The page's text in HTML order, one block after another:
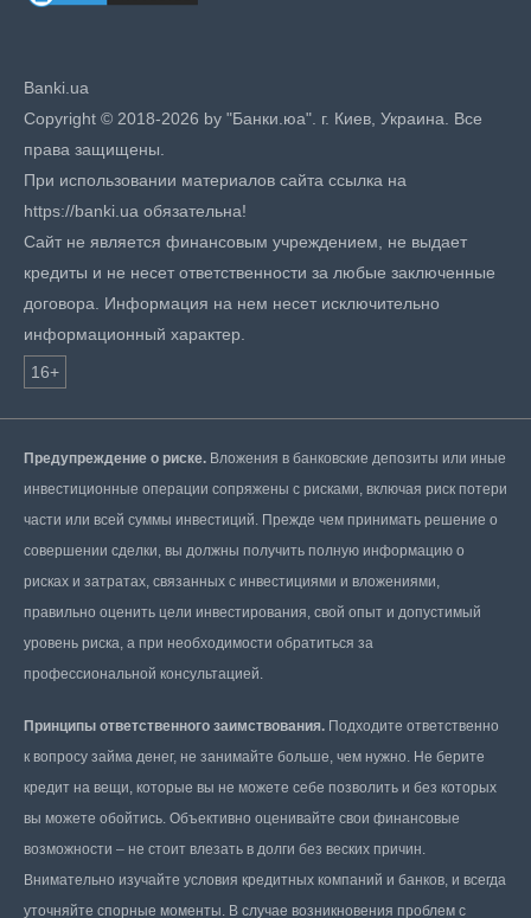
Banki.ua
Copyright © 2018-2026 by "Банки.юа". г. Киев, Украина. Все
права защищены.
При использовании материалов сайта ссылка на
https://banki.ua обязательна!
Сайт не является финансовым учреждением, не выдает
кредиты и не несет ответственности за любые заключенные
договора. Информация на нем несет исключительно
информационный характер.
16+
Предупреждение о риске. Вложения в банковские депозиты или иные
инвестиционные операции сопряжены с рисками, включая риск потери
части или всей суммы инвестиций. Прежде чем принимать решение о
совершении сделки, вы должны получить полную информацию о
рисках и затратах, связанных с инвестициями и вложениями,
правильно оценить цели инвестирования, свой опыт и допустимый
уровень риска, а при необходимости обратиться за
профессиональной консультацией.
Принципы ответственного заимствования. Подходите ответственно
к вопросу займа денег, не занимайте больше, чем нужно. Не берите
кредит на вещи, которые вы не можете себе позволить и без которых
вы можете обойтись. Объективно оценивайте свои финансовые
возможности – не стоит влезать в долги без веских причин.
Внимательно изучайте условия кредитных компаний и банков, и всегда
уточняйте спорные моменты. В случае возникновения проблем с